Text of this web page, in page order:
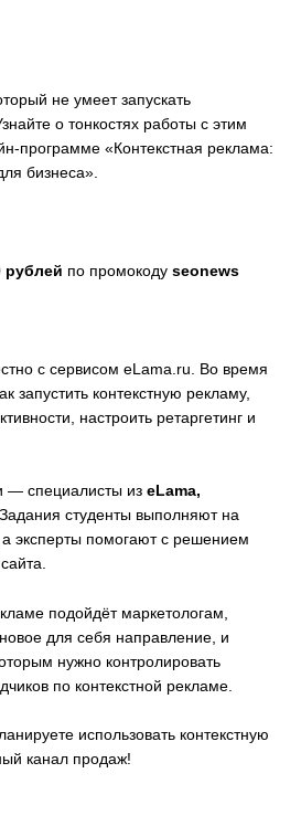
не умеет запускать
о тонкостях работы с этим
программе «Контекстная реклама:
бизнеса».
рублей по промокодуseonews
с сервисом eLama.ru. Во время
запустить контекстную рекламу,
настроить ретаргетинг и
— специалисты изeLama,
Задания студенты выполняют на
а эксперты помогают с решением
подойдёт маркетологам,
для себя направление, и
нужно контролировать
по контекстной рекламе.
использовать контекстную
канал продаж!